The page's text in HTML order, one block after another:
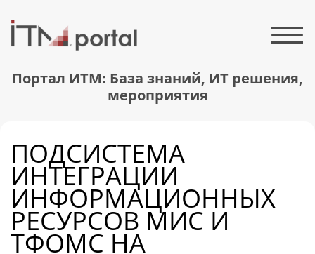
Портал ИТМ: База знаний, ИТ решения,
мероприятия
ПОДСИСТЕМА
ИНТЕГРАЦИИ
ИНФОРМАЦИОННЫХ
РЕСУРСОВ МИС И
ТФОМС НА